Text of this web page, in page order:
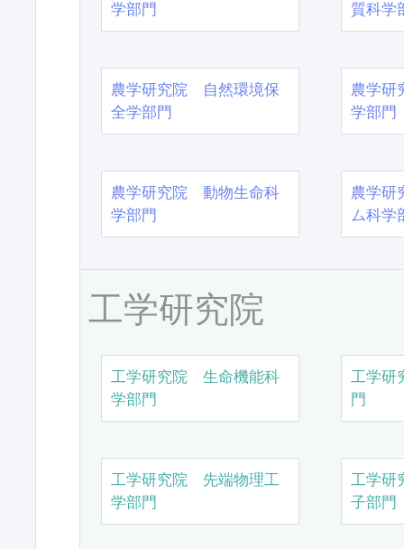
学部門
質科学
農学研究院 自然環境保
全学部門
農学
学部門
農学研究院 動物生命科
学部門
農学
ム科学
工学研究院
工学研究院 生命機能科
学部門
工学研
門
工学研究院 先端物理工
学部門
工学研
子部門